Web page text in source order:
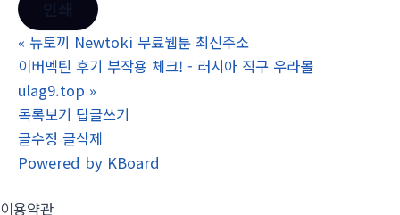
« 뉴토끼 Newtoki 무료웹툰 최신주소
이버멕틴 후기 부작용 체크! - 러시아 직구 우라몰
ulag9.top »
목록보기 답글쓰기
글수정 글삭제
Powered by KBoard
이용약관